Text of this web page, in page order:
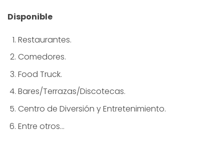
Disponible
Restaurantes.
Comedores.
Food Truck.
Bares/Terrazas/Discotecas.
Centro de Diversión y Entretenimiento.
Entre otros…